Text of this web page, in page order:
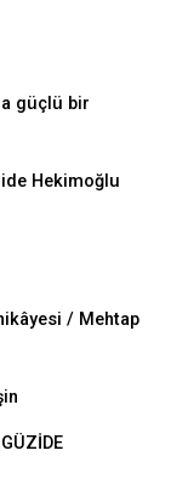
güçlü bir
Hekimoğlu
/ Mehtap